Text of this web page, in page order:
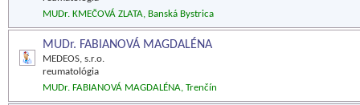
MUDr. KMEČOVÁ ZLATA, Banská Bystrica
MUDr. FABIANOVÁ MAGDALÉNA
MEDEOS, s.r.o.
reumatológia
MUDr. FABIANOVÁ MAGDALÉNA, Trenčín